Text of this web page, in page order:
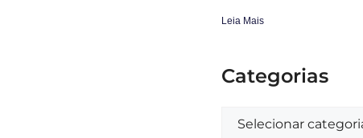
Leia Mais
Categorias